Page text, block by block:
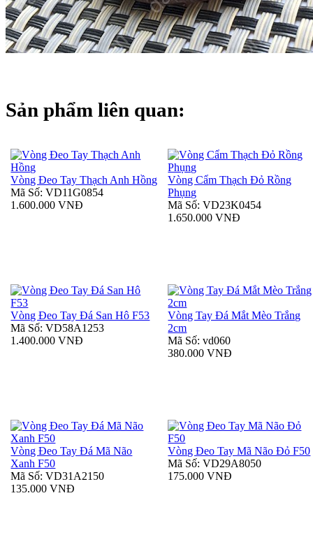
Sản phẩm liên quan:
Vòng Đeo Tay Thạch Anh Hồng
Mã Số: VD11G0854
1.600.000 VNĐ
Vòng Cẩm Thạch Đỏ Rồng
Phụng
Mã Số: VD23K0454
1.650.000 VNĐ
Vòng Đeo Tay Đá San Hô F53
Mã Số: VD58A1253
1.400.000 VNĐ
Vòng Tay Đá Mắt Mèo Trắng
2cm
Mã Số: vd060
380.000 VNĐ
Vòng Đeo Tay Đá Mã Não
Xanh F50
Mã Số: VD31A2150
135.000 VNĐ
Vòng Đeo Tay Mã Não Đỏ F50
Mã Số: VD29A8050
175.000 VNĐ